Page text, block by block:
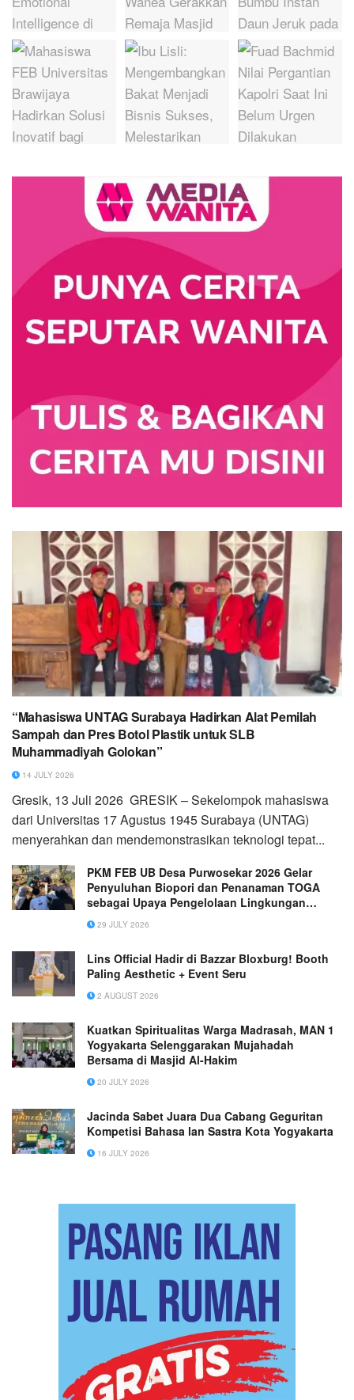
“Mahasiswa UNTAG Surabaya Hadirkan Alat Pemilah
Sampah dan Pres Botol Plastik untuk SLB
Muhammadiyah Golokan”
14 JULY 2026
Gresik, 13 Juli 2026 GRESIK – Sekelompok mahasiswa
dari Universitas 17 Agustus 1945 Surabaya (UNTAG)
menyerahkan dan mendemonstrasikan teknologi tepat...
PKM FEB UB Desa Purwosekar 2026 Gelar
Penyuluhan Biopori dan Penanaman TOGA
sebagai Upaya Pengelolaan Lingkungan
Berkelanjutan
29 JULY 2026
Lins Official Hadir di Bazzar Bloxburg! Booth
Paling Aesthetic + Event Seru
2 AUGUST 2026
Kuatkan Spiritualitas Warga Madrasah, MAN 1
Yogyakarta Selenggarakan Mujahadah
Bersama di Masjid Al-Hakim
20 JULY 2026
Jacinda Sabet Juara Dua Cabang Geguritan
Kompetisi Bahasa lan Sastra Kota Yogyakarta
16 JULY 2026